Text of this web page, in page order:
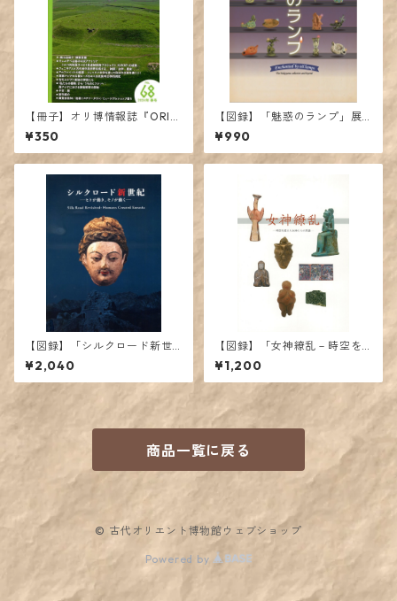
【冊子】オリ博情報誌『ORIE
NTE』既刊（〜68号）【お問
い合わせへのご対応用】
¥350
【図録】「魅惑のランプ」展
カタログ
¥990
【図録】「シルクロード新世
紀 ーヒトが動き、モノが動く
ー」展カタログ
¥2,040
【図録】「女神繚乱－時空を
超えた女神たちの系譜－」展
カタログ
¥1,200
商品一覧に戻る
© 古代オリエント博物館ウェブショップ
Powered by